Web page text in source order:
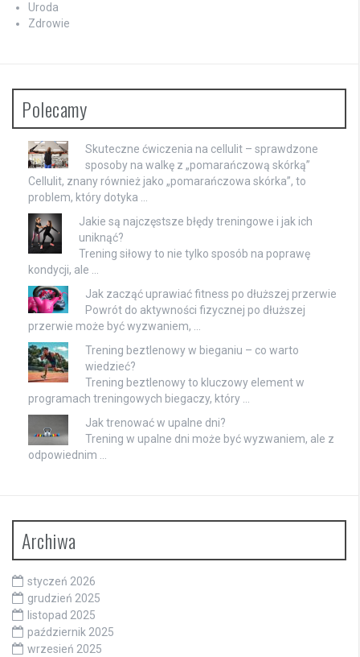
Uroda
Zdrowie
Polecamy
Skuteczne ćwiczenia na cellulit – sprawdzone
sposoby na walkę z „pomarańczową skórką”
Cellulit, znany również jako „pomarańczowa skórka”, to
problem, który dotyka …
Jakie są najczęstsze błędy treningowe i jak ich
uniknąć?
Trening siłowy to nie tylko sposób na poprawę
kondycji, ale …
Jak zacząć uprawiać fitness po dłuższej przerwie
Powrót do aktywności fizycznej po dłuższej
przerwie może być wyzwaniem, …
Trening beztlenowy w bieganiu – co warto
wiedzieć?
Trening beztlenowy to kluczowy element w
programach treningowych biegaczy, który …
Jak trenować w upalne dni?
Trening w upalne dni może być wyzwaniem, ale z
odpowiednim …
Archiwa
styczeń 2026
grudzień 2025
listopad 2025
październik 2025
wrzesień 2025